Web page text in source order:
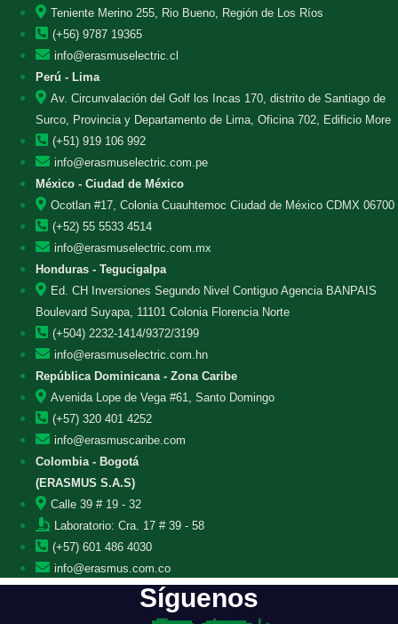
Teniente Merino 255, Rio Bueno, Región de Los Ríos
(+56) 9787 19365
info@erasmuselectric.cl
Perú - Lima
Av. Circunvalación del Golf los Incas 170, distrito de Santiago de
Surco, Provincia y Departamento de Lima, Oficina 702, Edificio More
(+51) 919 106 992
info@erasmuselectric.com.pe
México - Ciudad de México
Ocotlan #17, Colonia Cuauhtemoc Ciudad de México CDMX 06700
(+52) 55 5533 4514
info@erasmuselectric.com.mx
Honduras - Tegucigalpa
Ed. CH Inversiones Segundo Nivel Contiguo Agencia BANPAIS
Boulevard Suyapa, 11101 Colonia Florencia Norte
(+504) 2232-1414/9372/3199
info@erasmuselectric.com.hn
República Dominicana - Zona Caribe
Avenida Lope de Vega #61, Santo Domingo
(+57) 320 401 4252
info@erasmuscaribe.com
Colombia - Bogotá
(ERASMUS S.A.S)
Calle 39 # 19 - 32
Laboratorio: Cra. 17 # 39 - 58
(+57) 601 486 4030
info@erasmus.com.co
Síguenos